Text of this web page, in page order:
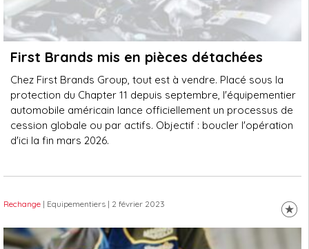
First Brands mis en pièces détachées
Chez First Brands Group, tout est à vendre. Placé sous la
protection du Chapter 11 depuis septembre, l'équipementier
automobile américain lance officiellement un processus de
cession globale ou par actifs. Objectif : boucler l'opération
d'ici la fin mars 2026.
Rechange | Equipementiers | 2 février 2023